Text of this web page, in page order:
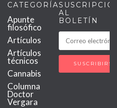
CATEGORÍAS
Apunte
filosófico
Artículos
Artículos
técnicos
Cannabis
Columna
Doctor
Vergara
SUSCRIPCIÓN
AL
BOLETÍN